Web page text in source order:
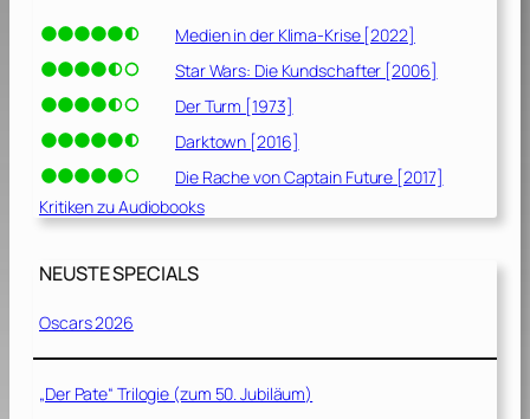
Medien in der Klima-Krise [2022]
Star Wars: Die Kundschafter [2006]
Der Turm [1973]
Darktown [2016]
Die Rache von Captain Future [2017]
Kritiken zu Audiobooks
NEUSTE SPECIALS
Oscars 2026
„Der Pate“ Trilogie (zum 50. Jubiläum)